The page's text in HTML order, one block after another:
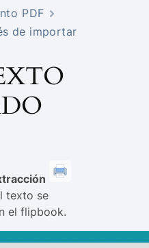
PDF
de importar
texto se
el flipbook.